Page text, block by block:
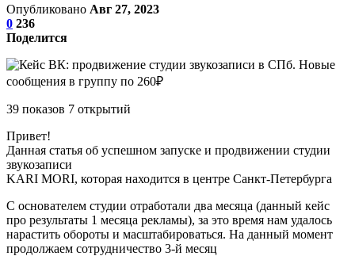
Опубликовано Авг 27, 2023
0 236
Поделится
39 показов 7 открытий
Привет!
Данная статья об успешном запуске и продвижении студии
звукозаписи
KARI MORI, которая находится в центре Санкт-Петербурга
С основателем студии отработали два месяца (данный кейс
про результаты 1 месяца рекламы), за это время нам удалось
нарастить обороты и масштабироваться. На данный момент
продолжаем сотрудничество 3-й месяц